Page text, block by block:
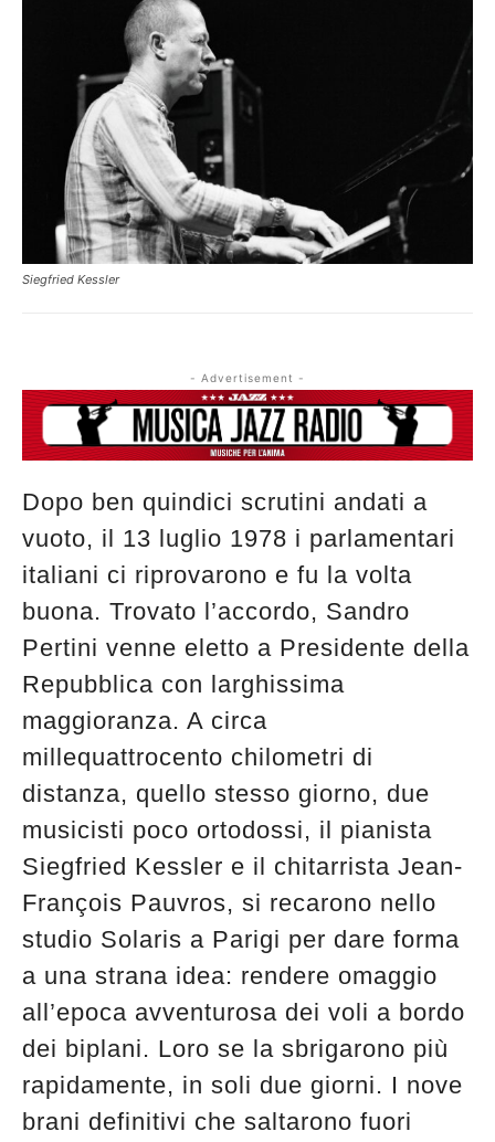
QUESTO È UN CONTENUTO PREMIUM!
SE SEI GIÀ ABBONATO ACCEDI CON LA TUA USER E
PASSWORD!
Siegfried Kessler
- Advertisement -
Dopo ben quindici scrutini andati a
vuoto, il 13 luglio 1978 i parlamentari
italiani ci riprovarono e fu la volta
buona. Trovato l’accordo, Sandro
Pertini venne eletto a Presidente della
Repubblica con larghissima
maggioranza. A circa
millequattrocento chilometri di
distanza, quello stesso giorno, due
musicisti poco ortodossi, il pianista
Siegfried Kessler e il chitarrista Jean-
François Pauvros, si recarono nello
studio Solaris a Parigi per dare forma
a una strana idea: rendere omaggio
all’epoca avventurosa dei voli a bordo
dei biplani. Loro se la sbrigarono più
rapidamente, in soli due giorni. I nove
brani definitivi che saltarono fuori